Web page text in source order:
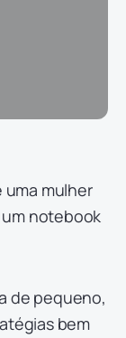
de pequeno,
bem